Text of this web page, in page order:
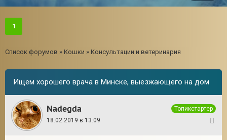
1
Список форумов » Кошки » Консультации и ветеринария
Ищем хорошего врача в Минске, выезжающего на дом
Nadegda
Топикстартер
18.02.2019 в 13:09